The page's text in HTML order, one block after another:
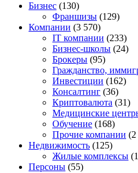
Бизнес (130)
Франшизы (129)
Компании (3 570)
IT компании (233)
Бизнес-школы (24)
Брокеры (95)
Гражданство,
Инвестиции (162)
Консалтинг (36)
Криптовалюта (31)
Медицинские
Обучение (168)
Прочие компании (2
Недвижимость (125)
Жилые комплексы
Персоны (55)